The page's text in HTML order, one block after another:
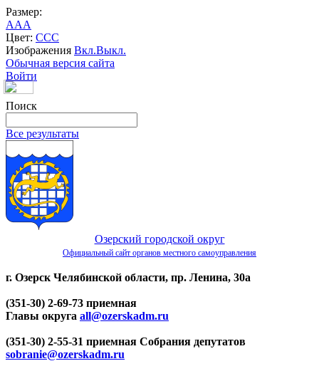
Размер:
AAA
Цвет: CCC
Изображения Вкл.Выкл.
Обычная версия сайта
Войти
Поиск
Все результаты
Озерский городской округ
Официальный сайт органов местного самоуправления
г. Озерск Челябинской области, пр. Ленина, 30а
(351-30) 2-69-73 приемная
Главы округа all@ozerskadm.ru
(351-30) 2-55-31 приемная Собрания депутатов
sobranie@ozerskadm.ru